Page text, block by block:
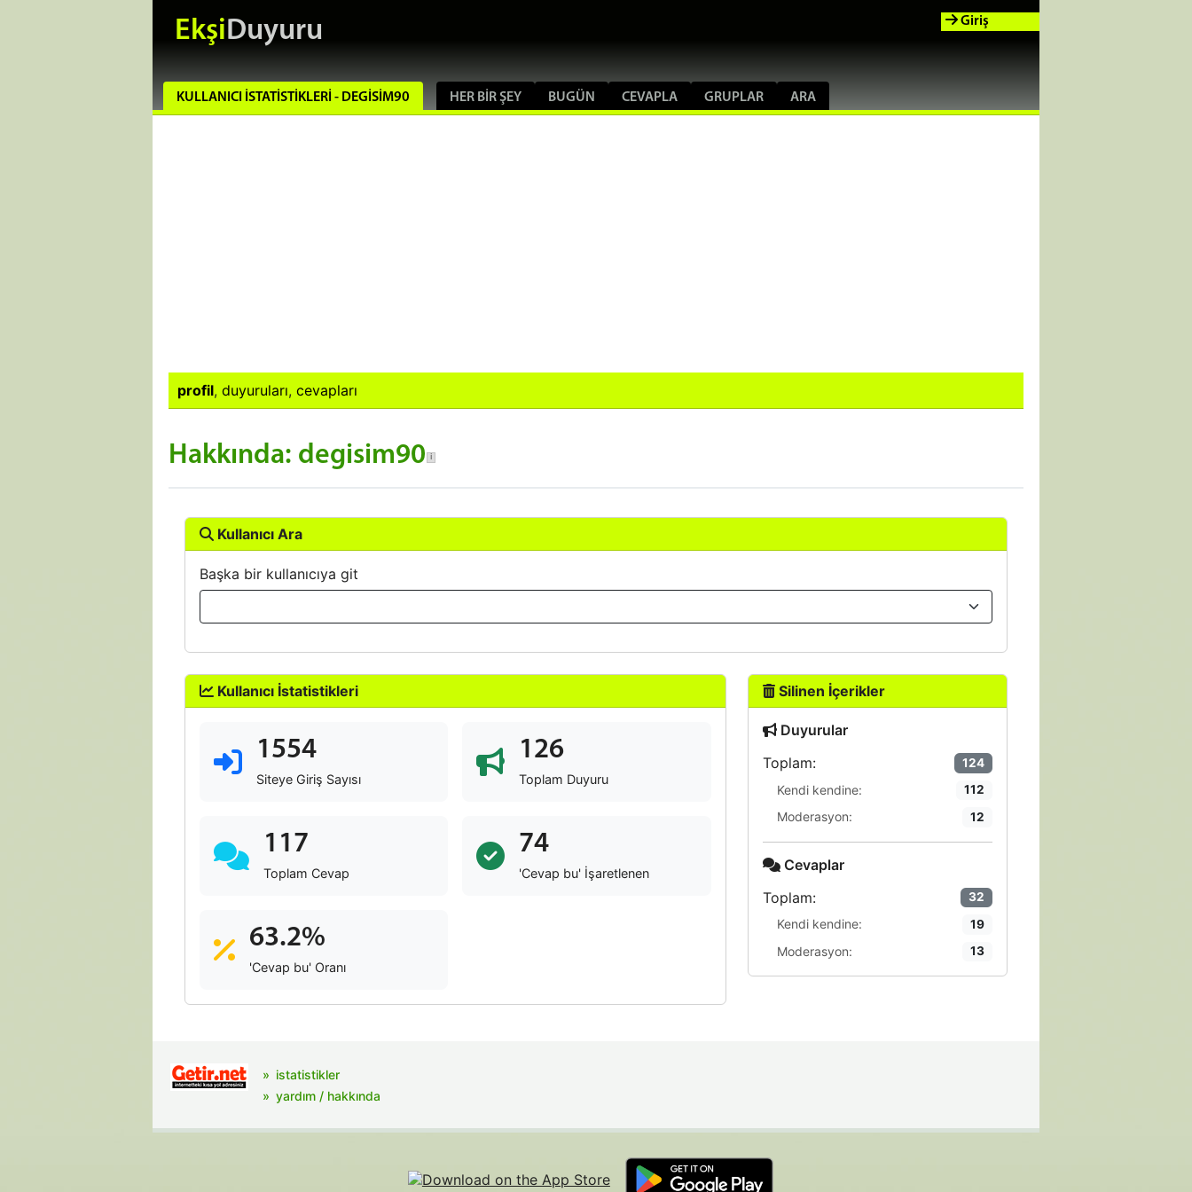
EkşiDuyuru
KULLANICI İSTATISTIKLERI - DEGISIM90 HER BIR ŞEY BUGÜN CEVAPLA GRUPLAR ARA
Giriş
profil, duyuruları, cevapları
Hakkında: degisim90
Kullanıcı Ara
Başka bir kullanıcıya git
Kullanıcı İstatistikleri
1554
Siteye Giriş Sayısı
126
Toplam Duyuru
117
Toplam Cevap
74
'Cevap bu' İşaretlenen
63.2%
'Cevap bu' Oranı
Silinen İçerikler
Duyurular
Toplam:
124
Kendi kendine: 112
Moderasyon: 12
Cevaplar
Toplam:
32
Kendi kendine: 19
Moderasyon: 13
istatistikler
yardım / hakkında